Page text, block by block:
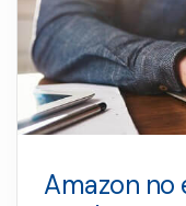
Amazon no